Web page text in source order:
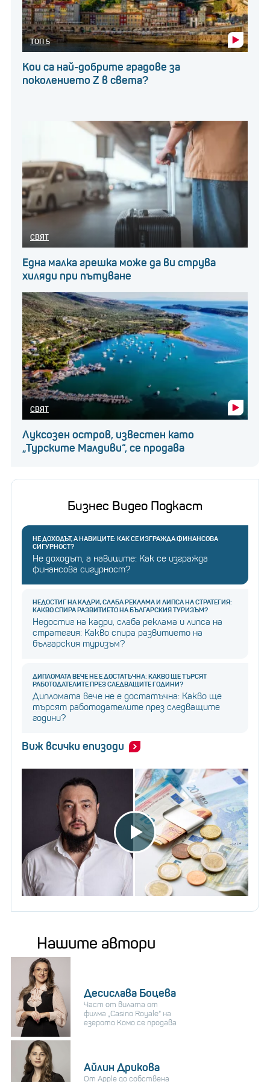
ТОП 5
Кои са най-добрите градове за
поколението Z в света?
СВЯТ
Една малка грешка може да ви струва
хиляди при пътуване
СВЯТ
Луксозен остров, известен като
„Турските Малдиви“, се продава
Бизнес Видео Подкаст
НЕ ДОХОДЪТ, А НАВИЦИТЕ: КАК СЕ ИЗГРАЖДА ФИНАНСОВА
СИГУРНОСТ?
Не доходът, а навиците: Как се изгражда
финансова сигурност?
НЕДОСТИГ НА КАДРИ, СЛАБА РЕКЛАМА И ЛИПСА НА СТРАТЕГИЯ:
КАКВО СПИРА РАЗВИТИЕТО НА БЪЛГАРСКИЯ ТУРИЗЪМ?
Недостиг на кадри, слаба реклама и липса на
стратегия: Какво спира развитието на
българския туризъм?
ДИПЛОМАТА ВЕЧЕ НЕ Е ДОСТАТЪЧНА: КАКВО ЩЕ ТЪРСЯТ
РАБОТОДАТЕЛИТЕ ПРЕЗ СЛЕДВАЩИТЕ ГОДИНИ?
Дипломата вече не е достатъчна: Какво ще
търсят работодателите през следващите
години?
Виж всички епизоди
Нашите автори
Десислава Боцева
Част от вилата от
филма „Casino Royale“ на
езерото Комо се продава
Айлин Дрикова
От Apple до собствена